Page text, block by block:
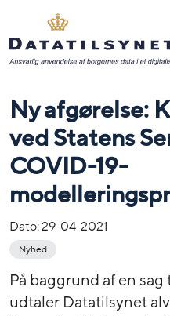
Ny afgørelse:
ved Statens
COVID-19-
Dato:29-04-2021
Nyhed
På baggrund af en
udtaler Datatilsynet